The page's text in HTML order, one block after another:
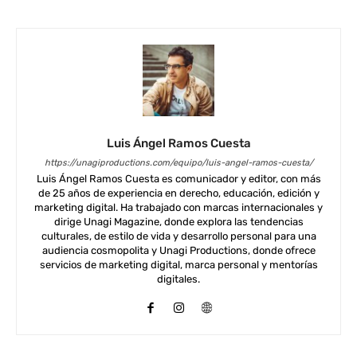
Luis Ángel Ramos Cuesta
https://unagiproductions.com/equipo/luis-angel-ramos-cuesta/
Luis Ángel Ramos Cuesta es comunicador y editor, con más
de 25 años de experiencia en derecho, educación, edición y
marketing digital. Ha trabajado con marcas internacionales y
dirige Unagi Magazine, donde explora las tendencias
culturales, de estilo de vida y desarrollo personal para una
audiencia cosmopolita y Unagi Productions, donde ofrece
servicios de marketing digital, marca personal y mentorías
digitales.